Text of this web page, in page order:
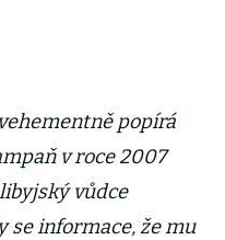
popírá
v roce 2007
vůdce
se informace, že mu